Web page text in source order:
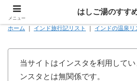
ホーム インド旅行記リスト インドの温泉リ
当サイトはインスタを利用して
ンスタとは無関係です。
メニュー
はしご湯のすす